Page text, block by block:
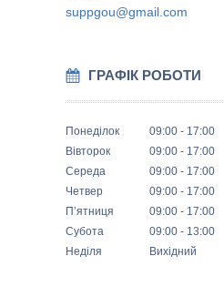
suppgou@gmail.com
ГРАФІК РОБОТИ
Понеділок 09:00
17:00
Вівторок
09:00
17:00
Середа
09:00
17:00
Четвер
09:00
17:00
Пʼятниця
09:00
17:00
Субота
09:00
13:00
Неділя
Вихідний